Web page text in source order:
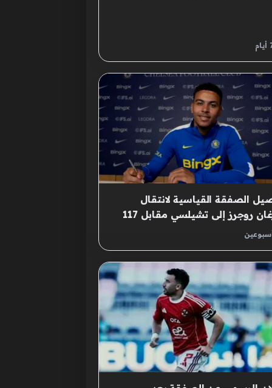
الصفقة القياسية لانتقال
مورغان روجرز إلى تشيلسي مقابل 117
إسترليني